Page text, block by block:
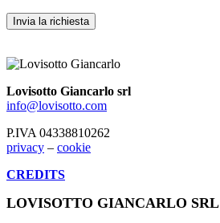
Lovisotto Giancarlo srl
info@lovisotto.com
P.IVA 04338810262
privacy – cookie
CREDITS
LOVISOTTO GIANCARLO SRL